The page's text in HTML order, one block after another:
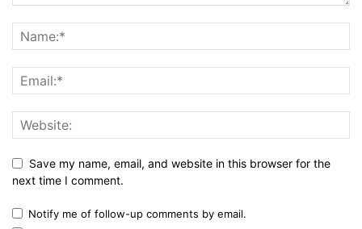
Save my name, email, and website in this browser for the
next time I comment.
Notify me of follow-up comments by email.